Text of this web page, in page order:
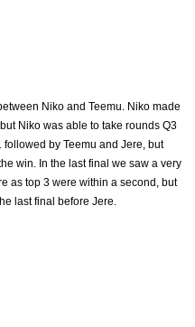
Niko and Teemu. Niko made
Niko was able to take rounds Q3
by Teemu and Jere, but
win. In the last final we saw a very
as top 3 were within a second, but
last final before Jere.